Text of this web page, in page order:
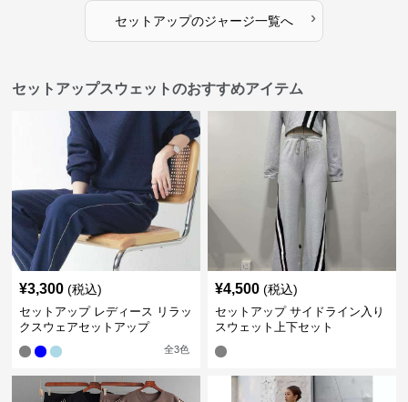
セットアップのジャージ一覧へ ›
セットアップスウェットのおすすめアイテム
¥3,300 (税込)
セットアップ レディース リラッ
クスウェアセットアップ
全3色
¥4,500 (税込)
セットアップ サイドライン入り
スウェット上下セット